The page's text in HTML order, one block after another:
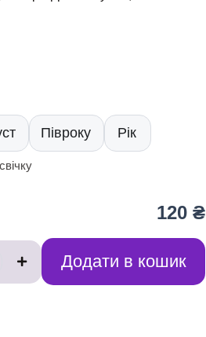
Півроку Рік
120 ₴
Додати в кошик